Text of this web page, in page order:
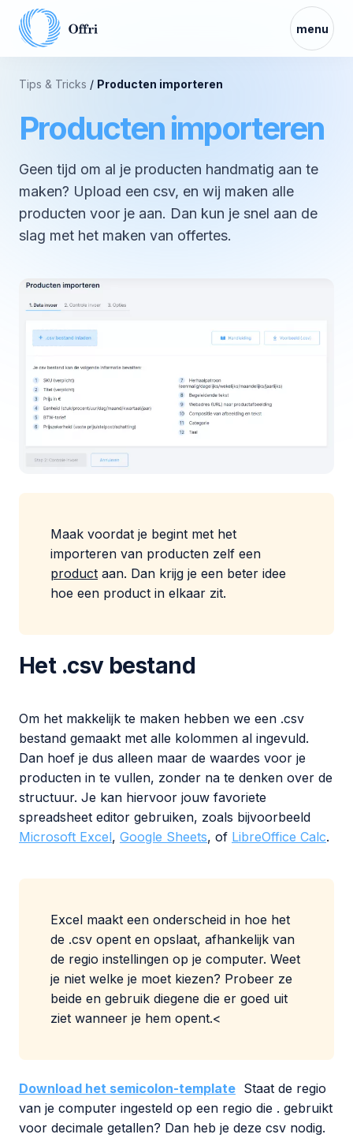
menu
Tips & Tricks / Producten importeren
Producten importeren
Geen tijd om al je producten handmatig aan te
maken? Upload een csv, en wij maken alle
producten voor je aan. Dan kun je snel aan de
slag met het maken van offertes.
Maak voordat je begint met het
importeren van producten zelf een
product aan. Dan krijg je een beter idee
hoe een product in elkaar zit.
Het .csv bestand
Om het makkelijk te maken hebben we een .csv
bestand gemaakt met alle kolommen al ingevuld.
Dan hoef je dus alleen maar de waardes voor je
producten in te vullen, zonder na te denken over de
structuur. Je kan hiervoor jouw favoriete
spreadsheet editor gebruiken, zoals bijvoorbeeld
Microsoft Excel, Google Sheets, of LibreOffice Calc.
Excel maakt een onderscheid in hoe het
de .csv opent en opslaat, afhankelijk van
de regio instellingen op je computer. Weet
je niet welke je moet kiezen? Probeer ze
beide en gebruik diegene die er goed uit
ziet wanneer je hem opent.<
Download het semicolon-template Staat de regio
van je computer ingesteld op een regio die . gebruikt
voor decimale getallen? Dan heb je deze csv nodig.